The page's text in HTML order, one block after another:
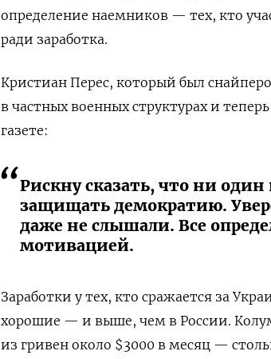
определение наемников — тех, кто
ради заработка.
Кристиан Перес, который был
в частных военных структурах и
газете:
Рискну сказать, что ни
защищать демократию.
даже не слышали. Все
мотивацией.
Заработки у тех, кто сражается за
хорошие — и выше, чем в России.
из гривен около $3000 в месяц —